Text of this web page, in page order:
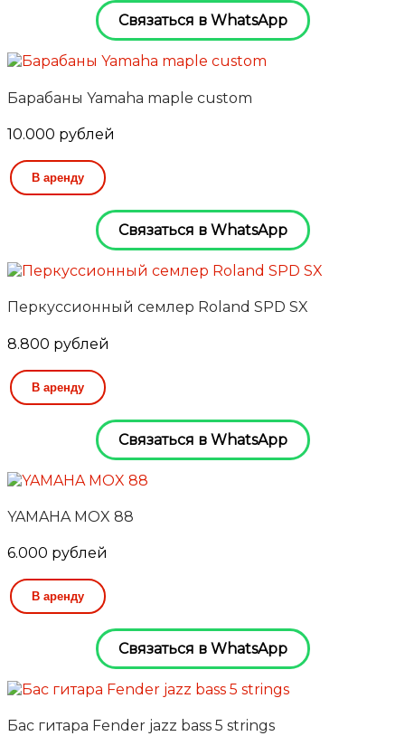
Связаться в WhatsApp
Барабаны Yamaha maple custom
10.000 рублей
В аренду
Связаться в WhatsApp
Перкуссионный семлер Roland SPD SX
8.800 рублей
В аренду
Связаться в WhatsApp
YAMAHA MOX 88
6.000 рублей
В аренду
Связаться в WhatsApp
Бас гитара Fender jazz bass 5 strings